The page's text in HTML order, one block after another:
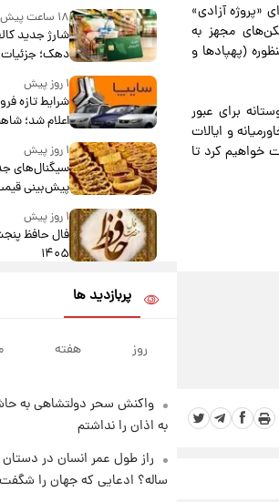
«پروژه آزادی»
مجهز به
(پهپادها و
برای عبور
و ایالات
خواهیم کرد تا
۱۸ ساعت پیش
شارژ جدید
دهک؛ جزئیات
۱ روز پیش
شرایط تازه
اعلام شد؛
سهند و ساینا
جدول۱ روز پیش
سیگنال‌های
پیش‌بینی
۱ روز پیش
۱۴۰۵
ماه ۱۴۰۵
۱ روز پیش
چهارشنبه ۱۴ مرداد + جدول
۱ روز پیش
پربازدید ها
روز هفته
واکنش سحر دولتشاهی به
به اذان را نداشتم
ساله؟ ادعایی که جهان را